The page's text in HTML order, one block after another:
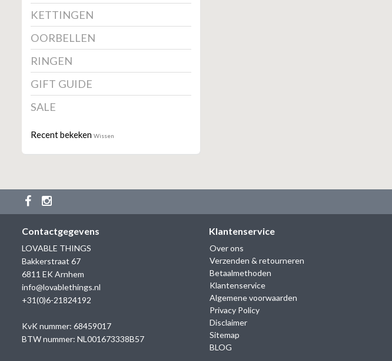
KETTINGEN
OORBELLEN
RINGEN
GIFT GUIDE
SALE
Recent bekeken Wissen
Contactgegevens
LOVABLE THINGS
Bakkerstraat 67
6811 EK Arnhem
info@lovablethings.nl
+31(0)6-21824192
KvK nummer: 68459017
BTW nummer: NL001673338B57
Klantenservice
Over ons
Verzenden & retourneren
Betaalmethoden
Klantenservice
Algemene voorwaarden
Privacy Policy
Disclaimer
Sitemap
BLOG